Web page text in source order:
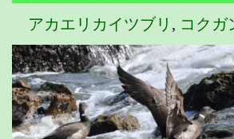
アカエリカイツブリ , コクガ